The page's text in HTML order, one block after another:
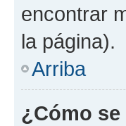
encontrar
la página).
Arriba
¿Cómo